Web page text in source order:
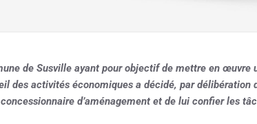
de Susville ayant pour objectif de mettre en œuvre
des activités économiques a décidé, par délibération
concessionnaire d’aménagement et de lui confier les